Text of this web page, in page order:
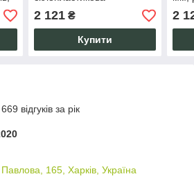
100х100х2 мм, рулон 60
м² для кладки, не іржавіє
80 років.
2 121₴
Купити
80
2
відгуків за рік
165, Харків, Україна